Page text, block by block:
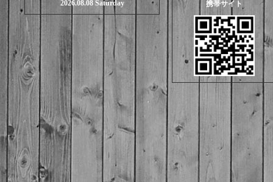
2026.08.08 Saturday 携帯サイト